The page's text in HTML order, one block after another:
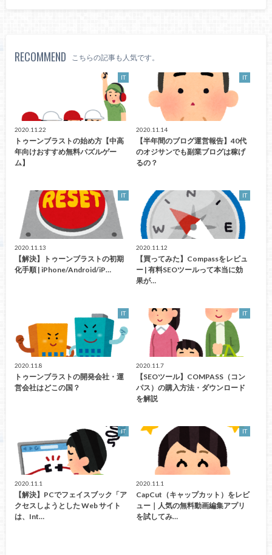
RECOMMEND こちらの記事も人気です。
IT
2020.11.22
トゥーンブラストの始め方【中高
年向けおすすめ無料パズルゲー
ム】
IT
2020.11.14
【半年間のブログ運営報告】40代
のオジサンでも副業ブログは稼げ
るの？
IT
2020.11.13
【解決】トゥーンブラストの初期
化手順 | iPhone/Android/iP…
IT
2020.11.12
【買ってみた】Compassをレビュ
ー | 有料SEOツールって本当に効
果が…
IT
2020.11.8
トゥーンブラストの開発会社・運
営会社はどこの国？
IT
2020.11.7
【SEOツール】COMPASS（コン
パス）の購入方法・ダウンロード
を解説
IT
2020.11.1
【解決】PCでフェイスブック「ア
クセスしようとした Web サイト
は、Int…
IT
2020.11.1
CapCut（キャップカット）をレビ
ュー｜人気の無料動画編集アプリ
を試してみ…